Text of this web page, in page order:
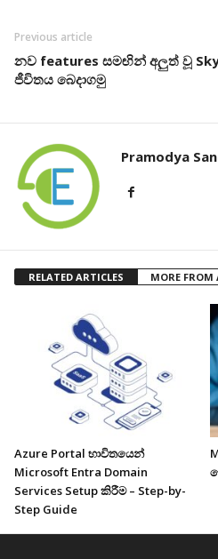
Previous article
නව features සමඟින් අලුත් වූ
ජීවිතය බෙදාගමු
Pramodya
RELATED ARTICLES MORE FROM
Azure Portal භාවිතයෙන්
Microsoft Entra Domain
Services Setup කිරීම – Step-by-
Step Guide